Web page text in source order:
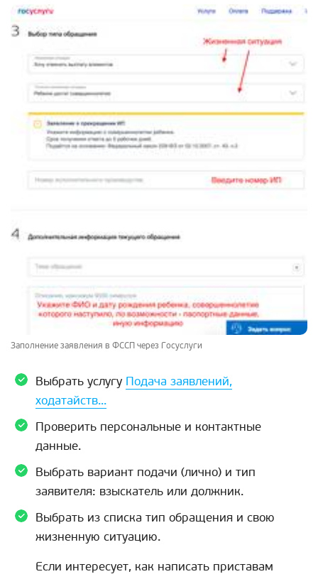
Заполнение заявления в ФССП через Госуслуги
Выбрать услугу Подача заявлений,
ходатайств...
Проверить персональные и контактные
данные.
Выбрать вариант подачи (лично) и тип
заявителя: взыскатель или должник.
Выбрать из списка тип обращения и свою
жизненную ситуацию.
Если интересует, как написать приставам